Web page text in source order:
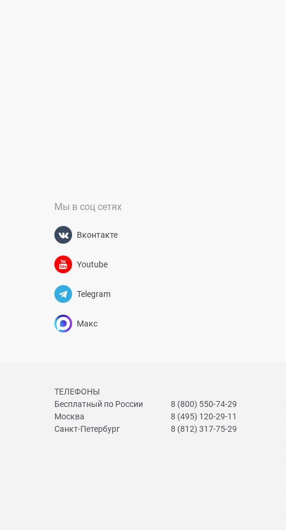
Мы в соц сетях
Вконтакте
Youtube
Telegram
Макс
ТЕЛЕФОНЫ
Бесплатный по России
8 (800) 550-74-29
Москва
8 (495) 120-29-11
Санкт-Петербург
8 (812) 317-75-29